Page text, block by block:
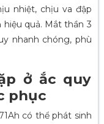
nhiệt, chịu va đập
quả. Mắt thần 3
nhanh chóng, phù
ở ắc quy
phục
có thể phát sinh